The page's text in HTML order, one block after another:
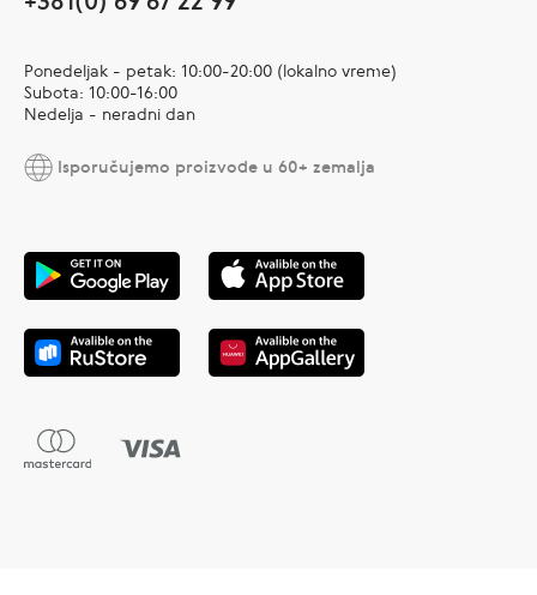
Ponedeljak - petak: 10:00-20:00 (lokalno vreme)
Subota: 10:00-16:00
Nedelja - neradni dan
Isporučujemo proizvode u 60+ zemalja